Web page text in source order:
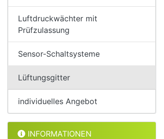
Luftdruckwächter mit
Prüfzulassung
Sensor-Schaltsysteme
Lüftungsgitter
individuelles Angebot
INFORMATIONEN